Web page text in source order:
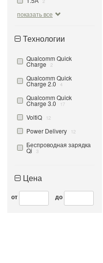
3.4А 1
показать все
Технологии
Qualcomm Quick
Charge 2
Qualcomm Quick
Charge 2.0 4
Qualcomm Quick
Charge 3.0 17
VoltiQ 12
Power Delivery 12
Беспроводная зарядка
Qi 3
Цена
от до